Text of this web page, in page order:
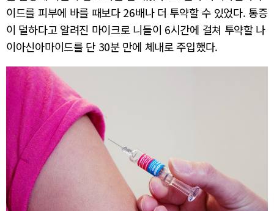
이드를 피부에 바를 때보다 26배나 더 투약할 수 있었다. 통증
이 덜하다고 알려진 마이크로 니들이 6시간에 걸쳐 투약할 나
이아신아마이드를 단 30분 만에 체내로 주입했다.